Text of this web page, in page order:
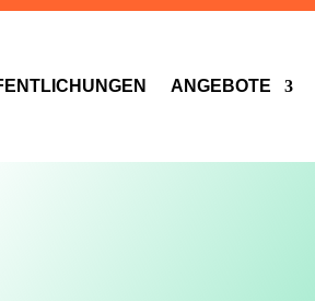
ANGEBOTE